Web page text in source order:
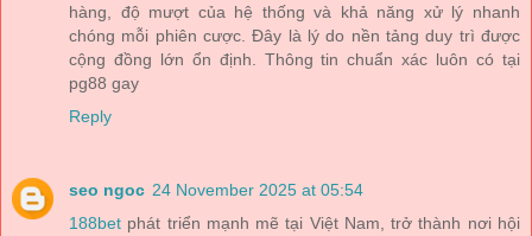
hàng, độ mượt của hệ thống và khả năng xử lý nhanh
chóng mỗi phiên cược. Đây là lý do nền tảng duy trì được
cộng đồng lớn ổn định. Thông tin chuẩn xác luôn có tại
pg88 gay
Reply
seo ngoc 24 November 2025 at 05:54
188bet phát triển mạnh mẽ tại Việt Nam, trở thành nơi hội